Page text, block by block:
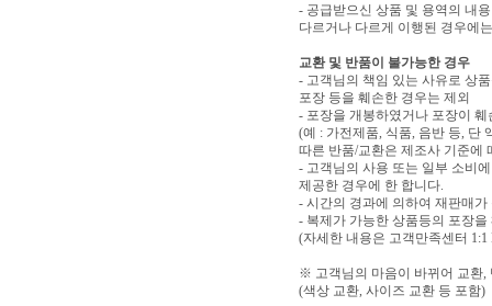
- 공급받으신 상품 및 용역의 내
다르거나 다르게 이행된 경우에
교환 및 반품이 불가능한 경우
- 고객님의 책임 있는 사유로 상
포장 등을 훼손한 경우는 제외
- 포장을 개봉하였거나 포장이
(예 : 가전제품, 식품, 음반 등, 단
따른 반품/교환은 제조사 기준에
- 고객님의 사용 또는 일부 소비
제공한 경우에 한 합니다.
- 시간의 경과에 의하여 재판매
- 복제가 가능한 상품등의 포장을
(자세한 내용은 고객만족센터
※ 고객님의 마음이 바뀌어 교환,
(색상 교환, 사이즈 교환 등 포함)